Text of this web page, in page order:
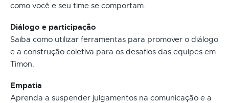
como você e seu time se comportam.
Diálogo e participação
Saiba como utilizar ferramentas para promover o diálogo
e a construção coletiva para os desafios das equipes em
Timon.
Empatia
Aprenda a suspender julgamentos na comunicação e a